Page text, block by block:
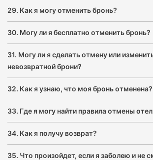
29. Как я могу отменить бронь?
30. Могу ли я бесплатно отменить бронь?
31. Могу ли я сделать отмену или
невозвратной брони?
32. Как я узнаю, что моя бронь отменена?
33. Где я могу найти правила отмены
34. Как я получу возврат?
35. Что произойдет, если я заболею и не